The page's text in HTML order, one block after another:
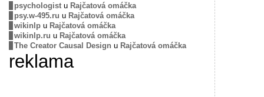
psychologistu Rajčatová omáčka
psy.w-495.ru u Rajčatová omáčka
wikinlpu Rajčatová omáčka
wikinlp.ru u Rajčatová omáčka
The Creator Causal Design u Rajčatová omáčka
reklama